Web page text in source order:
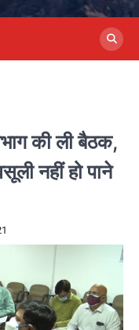
की ली बैठक,
नहीं हो पाने